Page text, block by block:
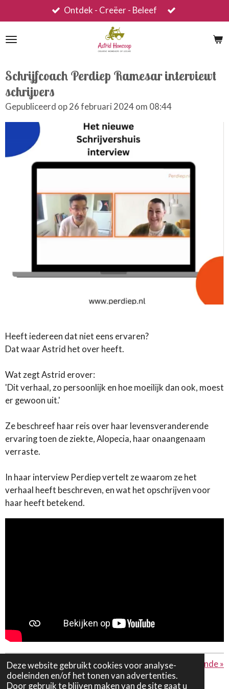
Deze website gebruikt cookies voor analyse-
doeleinden en/of het tonen van advertenties.
Door gebruik te blijven maken van de site gaat u
direct
naar
Ontdek - Creëer - Beleef
Schrijfcoach Perdiep Ramesar interviewt
schrijvers
Gepubliceerd op 26 februari 2024 om 08:44
Heeft iedereen dat niet eens ervaren?
Dat waar Astrid het over heeft.
Wat zegt Astrid erover:
'Dit verhaal, zo persoonlijk en hoe moeilijk dan ook, moest
er gewoon uit.'
Ze beschreef haar reis over haar levensveranderende
ervaring toen de ziekte, Alopecia, haar onaangenaam
verraste.
In haar interview Perdiep vertelt ze waarom ze het
verhaal heeft beschreven, en wat het opschrijven voor
haar heeft betekend.
«Vorige Volgende »
D
D
S
D